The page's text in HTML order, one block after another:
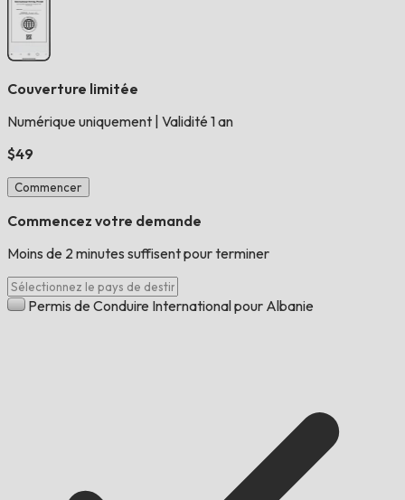
Couverture limitée
Numérique uniquement Validité 1 an
$49
Commencer
Commencez votre demande
Moins de 2 minutes suffisent pour terminer
Permis de Conduire International pour Albanie